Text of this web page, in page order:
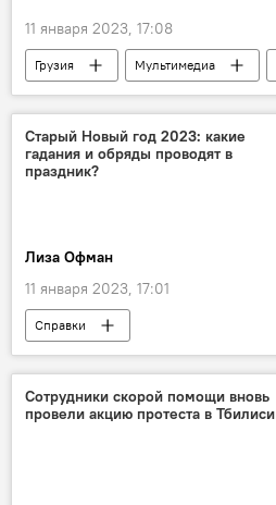
11 января 2023, 17:08
Грузия Мультимедиа
ТУРИЗМ
Интерактив
Позитив
Гурия
Старый Новый год 2023: какие
гадания и обряды проводят в
праздник?
Лиза Офман
11 января 2023, 17:01
Справки
Сотрудники скорой помощи вновь
провели акцию протеста в Тбилиси